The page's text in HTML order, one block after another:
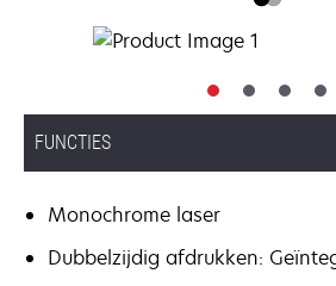
FUNCTIES
Monochrome laser
Dubbelzijdig afdrukken: